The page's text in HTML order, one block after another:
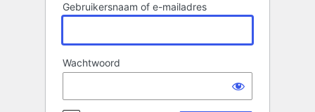
Gebruikersnaam of e-mailadres
Wachtwoord